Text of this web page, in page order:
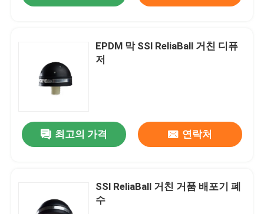
품질 관리
문의하기
뉴스
인용문을 요구하세요
EPDM 막 SSl ReliaBall 거친 디퓨
저
최고의 가격 연락처
SSl ReliaBall 거친 거품 배포기 폐
수